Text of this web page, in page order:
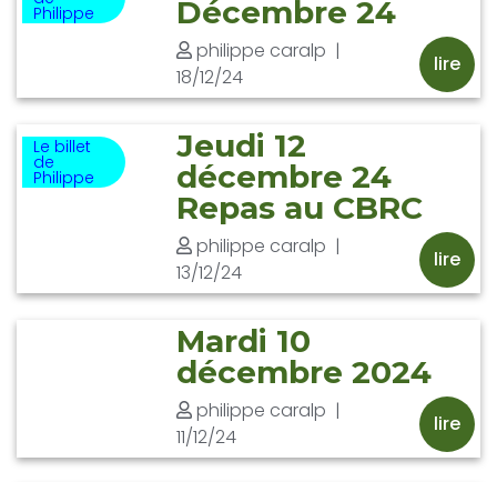
Philippe
Décembre 24
philippe caralp |
18/12/24
lire
Le billet
de
Philippe
Jeudi 12
décembre 24
Repas au CBRC
philippe caralp |
13/12/24
lire
Mardi 10
décembre 2024
philippe caralp |
11/12/24
lire